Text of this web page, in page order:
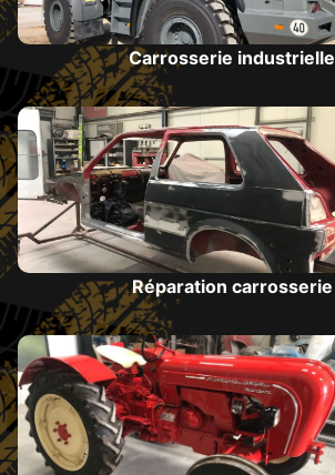
Carrosserie industrielle
Réparation carrosserie